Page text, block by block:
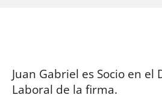
Juan Gabriel es Socio en
Laboral de la firma.